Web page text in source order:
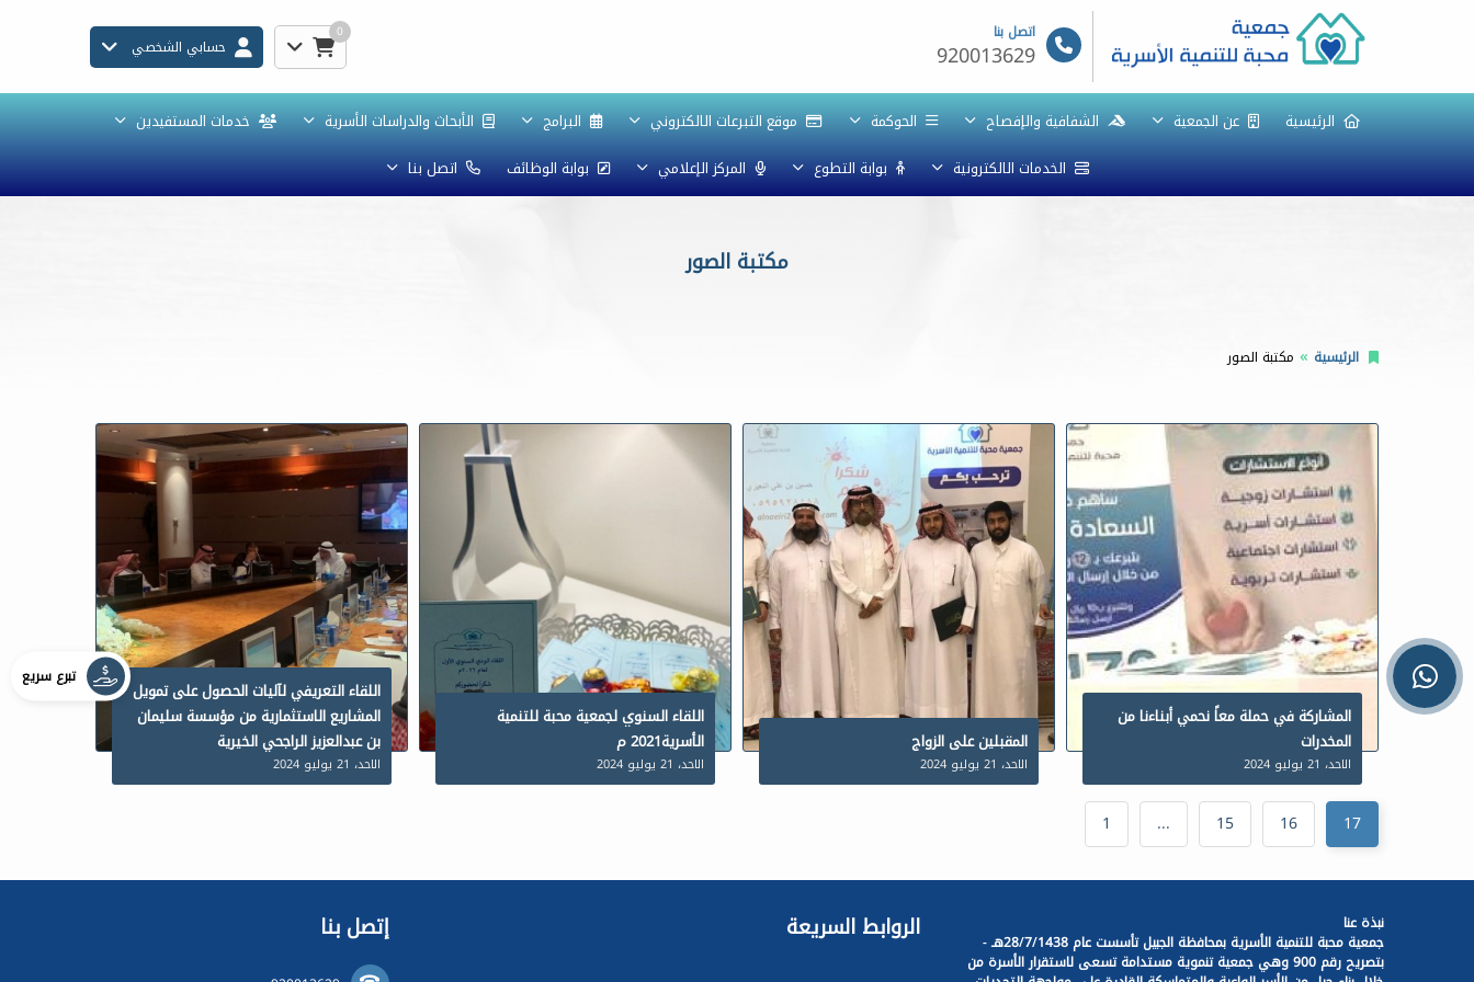
اتصل بنا
920013629
0
حسابي الشخصي
الرئيسية عن الجمعية الشفافية والإفصاح الحوكمة موقع التبرعات الالكتروني البرامج الأبحاث والدراسات الأسرية
خدمات المستفيدين
الخدمات الالكترونية
بوابة التطوع المركز الإعلامي بوابة الوظائف اتصل بنا
مكتبة الصور
الرئيسية مكتبة الصور
المشاركة في حملة معاً نحمي أبناءنا من
المخدرات
الاحد، 21 يوليو 2024
المقبلين على الزواج
الاحد، 21 يوليو 2024
اللقاء السنوي لجمعية محبة للتنمية
الأسرية2021 م
الاحد، 21 يوليو 2024
اللقاء التعريفي لآليات الحصول على تمويل
المشاريع الاستثمارية من مؤسسة سليمان
بن عبدالعزيز الراجحي الخيرية
الاحد، 21 يوليو 2024
1 ... 15 16 17
نبذة عنا
جمعية محبة للتنمية الأسرية بمحافظة الجبيل تأسست عام 28/7/1438هـ -
بتصريح رقم 900 وهي جمعية تنموية مستدامة تسعى لاستقرار الأسرة من
الروابط السريعة إتصل بنا
تبرع سريع